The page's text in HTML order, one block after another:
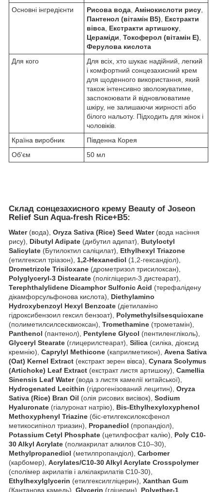
Основні інгредієнти
Рисова вода, Амінокислоти рису,
Пантенол (вітамін B5), Екстракти
вівса, Екстракти артишоку,
Цераміди, Токоферол (вітамін E),
Ферулова кислота
Для кого
Для всіх, хто шукає надійний, легкий
і комфортний сонцезахисний крем
для щоденного використання, який
також інтенсивно зволожуватиме,
заспокоювати й відновлюватиме
шкіру, не залишаючи жирності або
білого нальоту. Підходить для жінок і
чоловіків.
Країна виробник
Південна Корея
Об'єм
50 мл
Склад сонцезахисного крему Beauty of Joseon
Relief Sun Aqua-fresh Rice+B5:
Water(вода), Oryza Sativa (Rice) Seed Water(вода насіння
рису), Dibutyl Adipate (дибутил адипат), Butyloctyl
Salicylate (Бутилоктил саліцилат), Ethylhexyl Triazone
(етилгексил тріазон), 1,2-Hexanediol (1,2-гександіол),
Drometrizole Trisiloxane (дрометризол трисилоксан),
Polyglyceryl-3 Distearate (полігліцерил-3 дистеарат),
Terephthalylidene Dicamphor Sulfonic Acid (терефалідену
дікамфорсульфонова кислота), Diethylamino
Hydroxybenzoyl Hexyl Benzoate (діетиламіно
гідроксибензоил гексил бензоат), Polymethylsilsesquioxane
(полиметилсилсесквиоксан), Tromethamine (трометамін),
Panthenol (пантенол), Pentylene Glycol (пентиленгліколь),
Glyceryl Stearate (глицерилстеарат), Silica (силіка, діоксид
кремнію), Caprylyl Methicone (каприлметикон), Avena Sativa
(Oat) Kernel Extract (екстракт зерен вівса), Cynara Scolymus
(Artichoke) Leaf Extract (екстракт листя артишоку), Camellia
Sinensis Leaf Water(вода з листя камелії китайської),
Hydrogenated Lecithin (гідрогенізований лецитин), Oryza
Sativa (Rice) Bran Oil (олія рисових висівок), Sodium
Hyaluronate (гіалуронат натрію), Bis-Ethylhexyloxyphenol
Methoxyphenyl Triazine (біс-етилгексилоксфенол
метикосипінол триазин), Propanediol (пропандіол),
Potassium Cetyl Phosphate (цетилфосфат калію), Poly C10-
30 Alkyl Acrylate (полиакрилат алкилов С10–30),
Methylpropanediol (метилпропандіол), Carbomer
(карбомер), Acrylates/C10-30 Alkyl Acrylate Crosspolymer
(сполімер акрилатів і алкілакрилатів С10-30),
Ethylhexylglycerin (етилгексилгліцерин), Xanthan Gum
(Кантанова камедь), Glycerin (гліцерин), Polyether-1